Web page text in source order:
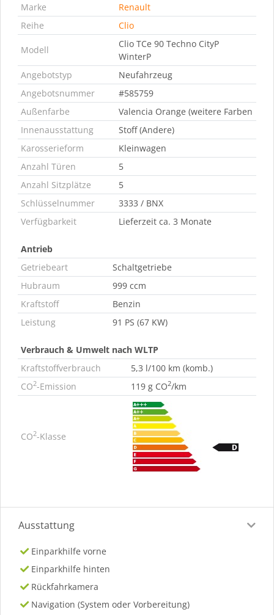
Marke
Renault
Reihe
Clio
Modell
Clio TCe 90 Techno CityP
WinterP
Angebotstyp
Neufahrzeug
Angebotsnummer
#585759
Außenfarbe
Valencia Orange (weitere Farben
Innenausstattung
Stoff (Andere)
Karosserieform
Kleinwagen
Anzahl Türen
5
Anzahl Sitzplätze
5
Schlüsselnummer
3333 / BNX
Verfügbarkeit
Lieferzeit ca. 3 Monate
Antrieb
Getriebeart
Schaltgetriebe
Hubraum
999 ccm
Kraftstoff
Benzin
Leistung
91 PS (67 KW)
Verbrauch & Umwelt nach WLTP
Kraftstoffverbrauch
5,3 l/100 km (komb.)
CO2-Emission 119 g CO2/km
CO2-Klasse
Ausstattung
Einparkhilfe vorne
Einparkhilfe hinten
Rückfahrkamera
Navigation (System oder Vorbereitung)